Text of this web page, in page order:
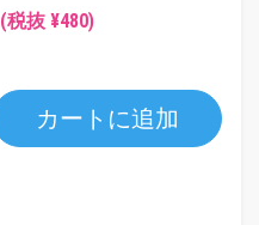
(税抜 ¥480)
カートに追加